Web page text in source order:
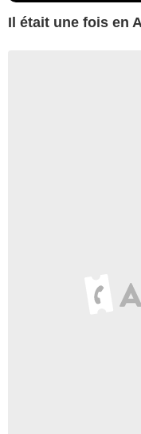
Il était une fois en